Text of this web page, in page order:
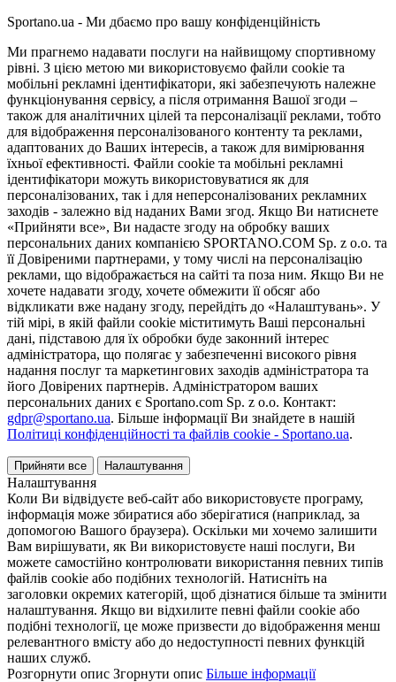
Sportano.ua - Ми дбаємо про вашу конфіденційність
Ми прагнемо надавати послуги на найвищому спортивному
рівні. З цією метою ми використовуємо файли cookie та
мобільні рекламні ідентифікатори, які забезпечують належне
функціонування сервісу, а після отримання Вашої згоди –
також для аналітичних цілей та персоналізації реклами, тобто
для відображення персоналізованого контенту та реклами,
адаптованих до Ваших інтересів, а також для вимірювання
їхньої ефективності. Файли cookie та мобільні рекламні
ідентифікатори можуть використовуватися як для
персоналізованих, так і для неперсоналізованих рекламних
заходів - залежно від наданих Вами згод. Якщо Ви натиснете
«Прийняти все», Ви надасте згоду на обробку ваших
персональних даних компанією SPORTANO.COM Sp. z o.o. та
її Довіреними партнерами, у тому числі на персоналізацію
реклами, що відображається на сайті та поза ним. Якщо Ви не
хочете надавати згоду, хочете обмежити її обсяг або
відкликати вже надану згоду, перейдіть до «Налаштувань». У
тій мірі, в якій файли cookie міститимуть Ваші персональні
дані, підставою для їх обробки буде законний інтерес
адміністратора, що полягає у забезпеченні високого рівня
надання послуг та маркетингових заходів адміністратора та
його Довірених партнерів. Адміністратором ваших
персональних даних є Sportano.com Sp. z o.o. Контакт:
gdpr@sportano.ua. Більше інформації Ви знайдете в нашій
Політиці конфіденційності та файлів cookie - Sportano.ua.
Прийняти все Налаштування
Налаштування
Коли Ви відвідуєте веб-сайт або використовуєте програму,
інформація може збиратися або зберігатися (наприклад, за
допомогою Вашого браузера). Оскільки ми хочемо залишити
Вам вирішувати, як Ви використовуєте наші послуги, Ви
можете самостійно контролювати використання певних типів
файлів cookie або подібних технологій. Натисніть на
заголовки окремих категорій, щоб дізнатися більше та змінити
налаштування. Якщо ви відхилите певні файли cookie або
подібні технології, це може призвести до відображення менш
релевантного вмісту або до недоступності певних функцій
наших служб.
Розгорнути опис Згорнути опис Більше інформації